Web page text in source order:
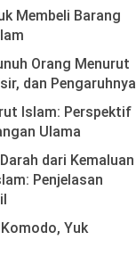
Membeli Barang
Orang Menurut
dan Pengaruhnya
Islam: Perspektif
Ulama
dari Kemaluan
Penjelasan
Yuk